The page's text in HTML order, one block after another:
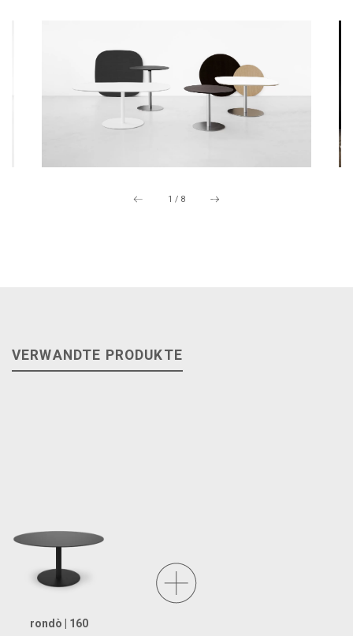
1 / 8
VERWANDTE PRODUKTE
rondò | 160